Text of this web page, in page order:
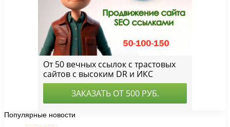
Популярные новости